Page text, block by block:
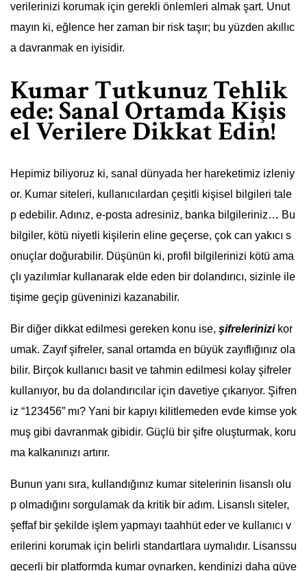
verilerinizi korumak için gerekli önlemleri almak şart. Unut
mayın ki, eğlence her zaman bir risk taşır; bu yüzden akıllıc
a davranmak en iyisidir.
Kumar Tutkunuz Tehlik
ede: Sanal Ortamda Kişis
el Verilere Dikkat Edin!
Hepimiz biliyoruz ki, sanal dünyada her hareketimiz izleniy
or. Kumar siteleri, kullanıcılardan çeşitli kişisel bilgileri tale
p edebilir. Adınız, e-posta adresiniz, banka bilgileriniz… Bu
bilgiler, kötü niyetli kişilerin eline geçerse, çok can yakıcı s
onuçlar doğurabilir. Düşünün ki, profil bilgilerinizi kötü ama
çlı yazılımlar kullanarak elde eden bir dolandırıcı, sizinle ile
tişime geçip güveninizi kazanabilir.
Bir diğer dikkat edilmesi gereken konu ise, şifrelerinizikor
umak. Zayıf şifreler, sanal ortamda en büyük zayıflığınız ola
bilir. Birçok kullanıcı basit ve tahmin edilmesi kolay şifreler
kullanıyor, bu da dolandırıcılar için davetiye çıkarıyor. Şifren
iz “123456” mı? Yani bir kapıyı kilitlemeden evde kimse yok
muş gibi davranmak gibidir. Güçlü bir şifre oluşturmak, koru
ma kalkanınızı artırır.
Bunun yanı sıra, kullandığınız kumar sitelerinin lisanslı olu
p olmadığını sorgulamak da kritik bir adım. Lisanslı siteler,
şeffaf bir şekilde işlem yapmayı taahhüt eder ve kullanıcı v
erilerini korumak için belirli standartlara uymalıdır. Lisanssu
geçerli bir platformda kumar oynarken, kendinizi daha güve